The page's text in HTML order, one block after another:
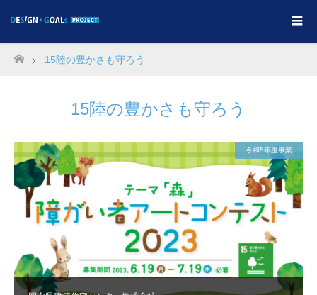
ホーム
15陸の豊かさも守ろう
15陸の豊かさも守ろう
令和5年度事業